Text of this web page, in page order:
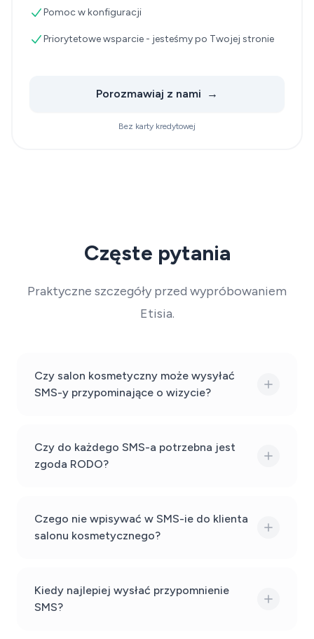
Pomoc w konfiguracji
Priorytetowe wsparcie - jesteśmy po Twojej stronie
Porozmawiaj z nami →
Bez karty kredytowej
Częste pytania
Praktyczne szczegóły przed wypróbowaniem
Etisia.
Czy salon kosmetyczny może wysyłać
SMS-y przypominające o wizycie?
Czy do każdego SMS-a potrzebna jest
zgoda RODO?
Czego nie wpisywać w SMS-ie do klienta
salonu kosmetycznego?
Kiedy najlepiej wysłać przypomnienie
SMS?